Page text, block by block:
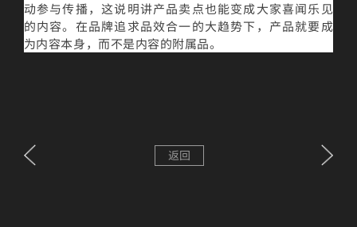
动参与传播，这说明讲产品卖点也能变成大家喜闻乐见
的内容。在品牌追求品效合一的大趋势下，产品就要成
为内容本身，而不是内容的附属品。
返回